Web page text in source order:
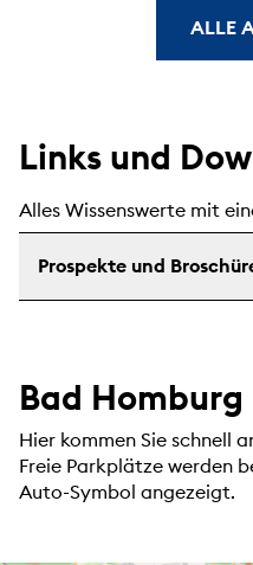
ALLE
Links und
Alles Wissenswerte mit
Prospekte und
Bad
Hier kommen Sie schnell
Freie Parkplätze werden
Auto-Symbol angezeigt.